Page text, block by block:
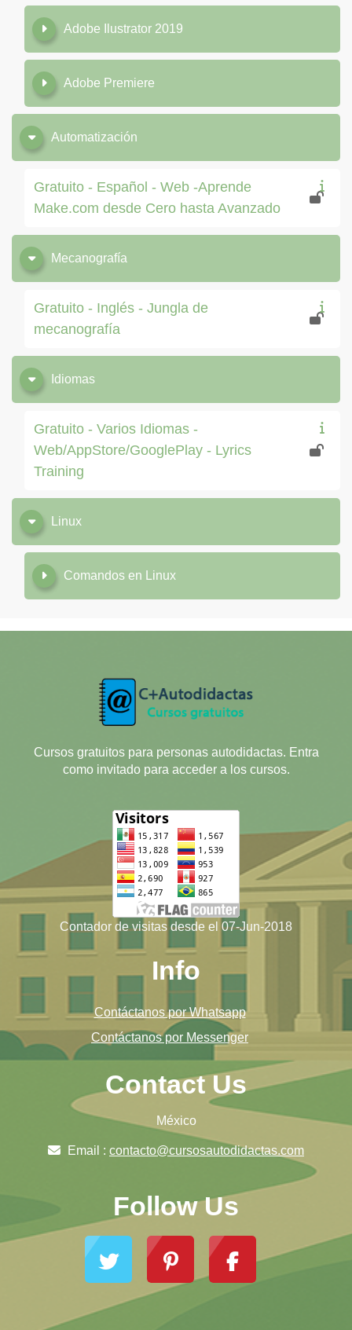
Adobe Ilustrator 2019
Adobe Premiere
Automatización
Gratuito - Español - Web -Aprende
Make.com desde Cero hasta Avanzado
Mecanografía
Gratuito - Inglés - Jungla de
mecanografía
Idiomas
Gratuito - Varios Idiomas -
Web/AppStore/GooglePlay - Lyrics
Training
Linux
Comandos en Linux
Cursos gratuitos para personas autodidactas. Entra
como invitado para acceder a los cursos.
Contador de visitas desde el 07-Jun-2018
Info
Contáctanos por Whatsapp
Contáctanos por Messenger
Contact Us
México
Email : contacto@cursosautodidactas.com
Follow Us